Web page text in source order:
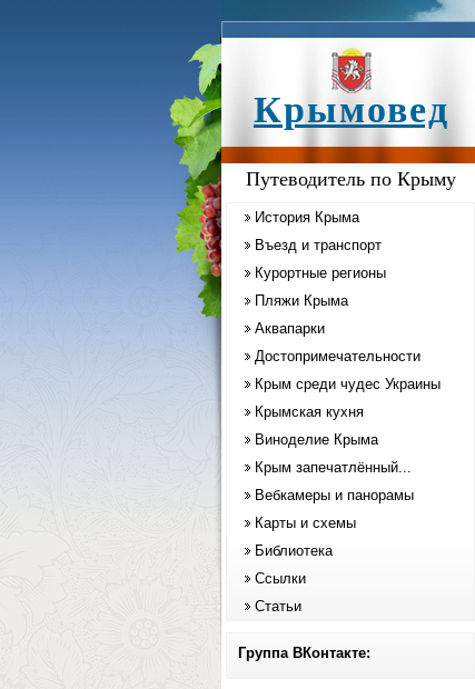
Крымовед
Путеводитель по Крыму
История Крыма
Въезд и транспорт
Курортные регионы
Пляжи Крыма
Аквапарки
Достопримечательности
Крым среди чудес Украины
Крымская кухня
Виноделие Крыма
Крым запечатлённый...
Вебкамеры и панорамы
Карты и схемы
Библиотека
Ссылки
Статьи
Группа ВКонтакте: